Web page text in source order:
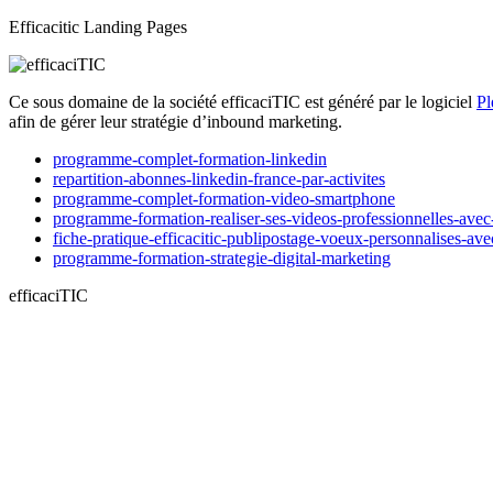
Efficacitic Landing Pages
Ce sous domaine de la société efficaciTIC est généré par le logiciel
afin de gérer leur stratégie d’inbound marketing.
programme-complet-formation-linkedin
repartition-abonnes-linkedin-france-par-activites
programme-complet-formation-video-smartphone
programme-formation-realiser-ses-videos-professionnelles-
fiche-pratique-efficacitic-publipostage-voeux-personnalises-
programme-formation-strategie-digital-marketing
efficaciTIC